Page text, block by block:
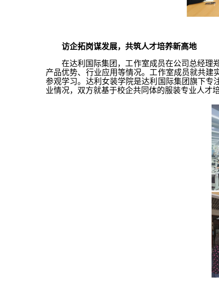
访企拓岗谋发展，共筑人才培养新高地
在达利国际集团，工作室成员在公司总经理
产品优势、行业应用等情况。工作室成员就共
参观学习。达利女装学院是达利国际集团旗下
业情况，双方就基于校企共同体的服装专业人才